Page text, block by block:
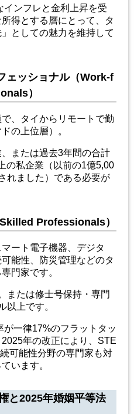
インフレと金利上昇を受
得とする層にとって、タ
としての魅力を維持して
ェッショナル（Work-f
）
、タイからリモートで勤
の上位層）。
、または過去3年間の合計
の私企業（以前の1億5,00
れました）である必要が
Professionals）
ート電子機器、デジタ
能性、防災管理などのタ
門家です。
または修士号保持・専門
以上です。
が一律17%のフラットタッ
年の改正により、STE
可能性分野の専門家も対
います。
と2025年婚姻平等法